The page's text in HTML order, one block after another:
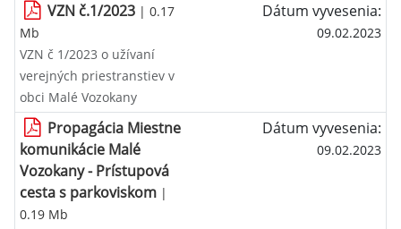
VZN č.1/2023 | 0.17
Mb
Dátum vyvesenia:
09.02.2023
VZN č 1/2023 o užívaní
verejných priestranstiev v
obci Malé Vozokany
Propagácia Miestne
komunikácie Malé
Vozokany - Prístupová
cesta s parkoviskom |
0.19 Mb
Dátum vyvesenia:
09.02.2023